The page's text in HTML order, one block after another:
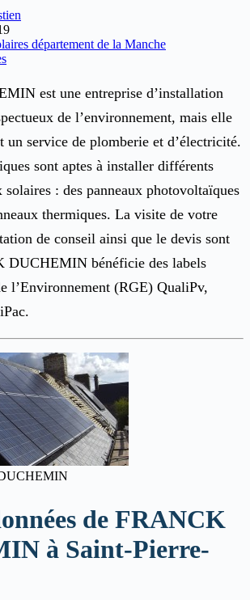
département de la Manche
est une entreprise d’installation
de l’environnement, mais elle
un service de plomberie et d’électricité.
sont aptes à installer différents
solaires : des panneaux photovoltaïques
thermiques. La visite de votre
de conseil ainsi que le devis sont
DUCHEMIN bénéficie des labels
l’Environnement (RGE) QualiPv,
de FRANCK
à Saint-Pierre-